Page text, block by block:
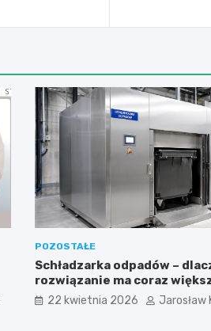
POZOSTAŁE
Schładzarka odpadów –
rozwiązanie ma coraz
znaczenie dla higieny,
22 kwietnia 2026 Jarosław